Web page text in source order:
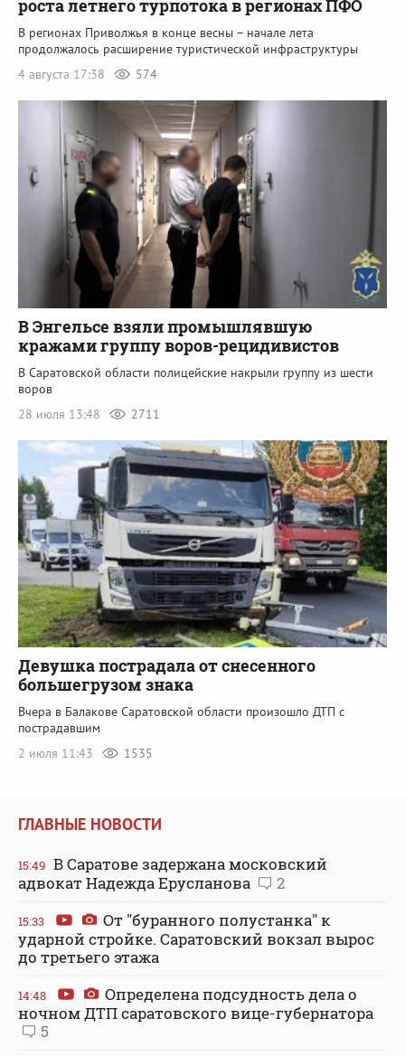
роста летнего турпотока в регионах ПФО
В регионах Приволжья в конце весны – начале лета
продолжалось расширение туристической инфраструктуры
4 августа 17:38
574
В Энгельсе взяли промышлявшую
кражами группу воров-рецидивистов
В Саратовской области полицейские накрыли группу из шести
воров
28 июля 13:48
2711
Девушка пострадала от снесенного
большегрузом знака
Вчера в Балакове Саратовской области произошло ДТП с
пострадавшим
2 июля 11:43
1535
ГЛАВНЫЕ НОВОСТИ
15:49 В Саратове задержана московский
адвокат Надежда Ерусланова
2
15:33
От "буранного полустанка" к
ударной стройке. Саратовский вокзал вырос
до третьего этажа
14:48
Определена подсудность дела о
ночном ДТП саратовского вице-губернатора
5